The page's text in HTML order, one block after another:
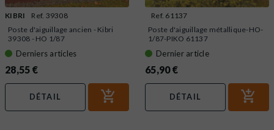
KIBRI
Ref. 39308
Poste d'aiguillage ancien - Kibri
39308 - HO 1/87
Derniers articles
28,55 €
DÉTAIL
Ref. 61137
Poste d'aiguillage métallique-HO-
1/87-PIKO 61137
Dernier article
65,90 €
DÉTAIL